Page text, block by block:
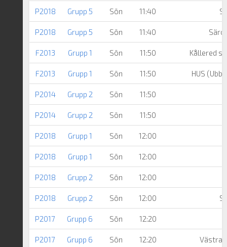
P2018 Grupp 5 Sön 11:40
P2018 Grupp 5 Sön 11:40 Särö
F2013 Grupp 1 Sön 11:50 Kållered
F2013 Grupp 1 Sön 11:50 HUS
P2014 Grupp 2 Sön 11:50
P2014 Grupp 2 Sön 11:50
P2018 Grupp 1 Sön 12:00
P2018 Grupp 1 Sön 12:00
P2018 Grupp 2 Sön 12:00
P2018 Grupp 2 Sön 12:00
P2017 Grupp 6 Sön 12:20
P2017 Grupp 6 Sön 12:20 Västra